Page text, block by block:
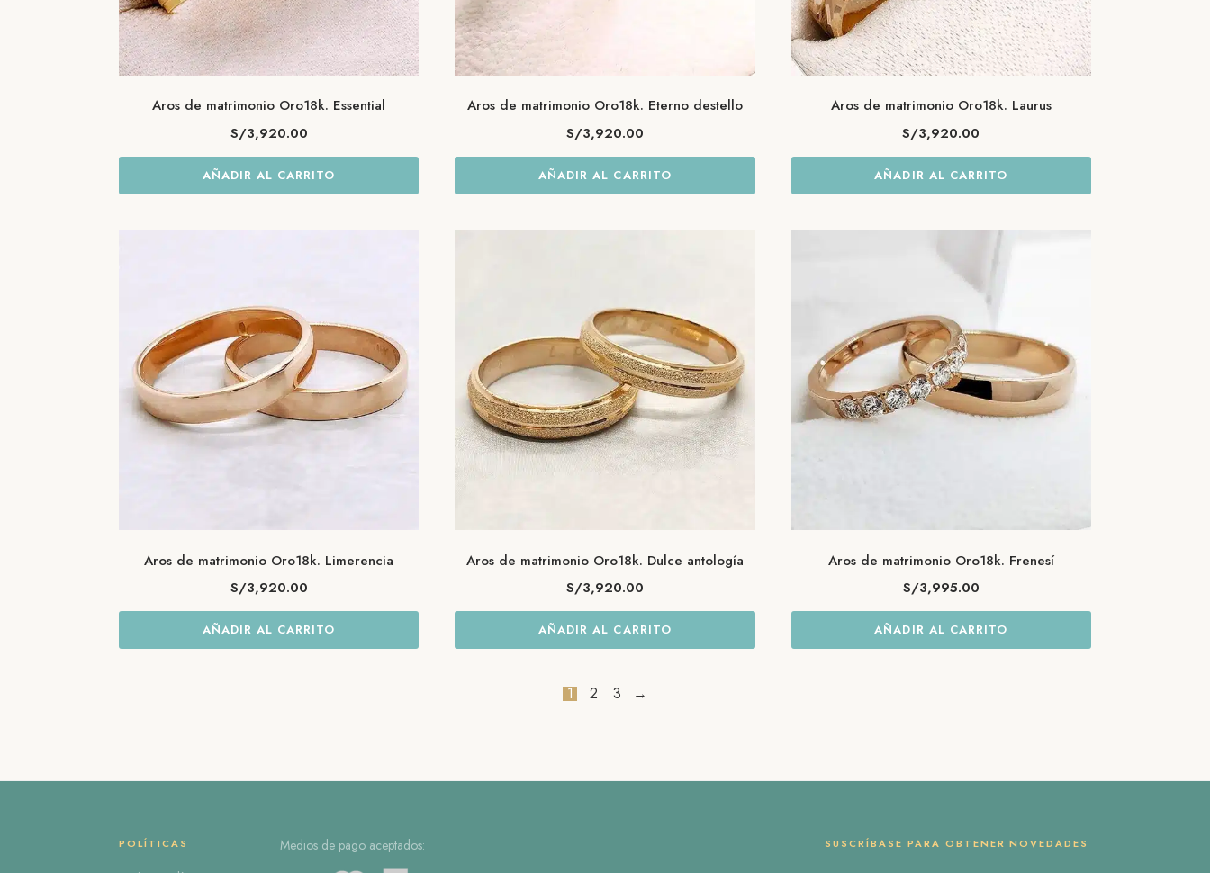
Aros de matrimonio Oro18k. Essential
S/3,920.00
AÑADIR AL CARRITO
Aros de matrimonio Oro18k. Eterno destello
S/3,920.00
AÑADIR AL CARRITO
Aros de matrimonio Oro18k. Laurus
S/3,920.00
AÑADIR AL CARRITO
Aros de matrimonio Oro18k. Limerencia
S/3,920.00
AÑADIR AL CARRITO
Aros de matrimonio Oro18k. Dulce antología
S/3,920.00
AÑADIR AL CARRITO
Aros de matrimonio Oro18k. Frenesí
S/3,995.00
AÑADIR AL CARRITO
1 2 3 →
POLÍTICAS Medios de pago aceptados: SUSCRÍBASE PARA OBTENER NOVEDADES